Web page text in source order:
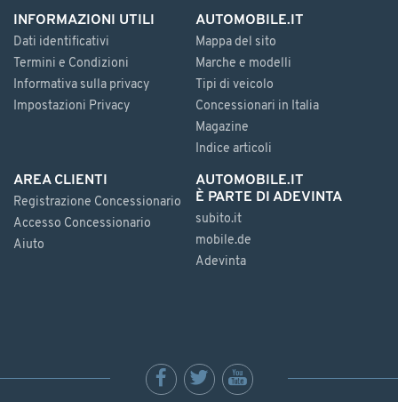
INFORMAZIONI UTILI
Dati identificativi
Termini e Condizioni
Informativa sulla privacy
Impostazioni Privacy
AUTOMOBILE.IT
Mappa del sito
Marche e modelli
Tipi di veicolo
Concessionari in Italia
Magazine
Indice articoli
AREA CLIENTI
Registrazione Concessionario
Accesso Concessionario
Aiuto
AUTOMOBILE.IT
È PARTE DI ADEVINTA
subito.it
mobile.de
Adevinta